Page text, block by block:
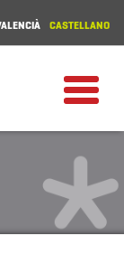
CASTELLANO